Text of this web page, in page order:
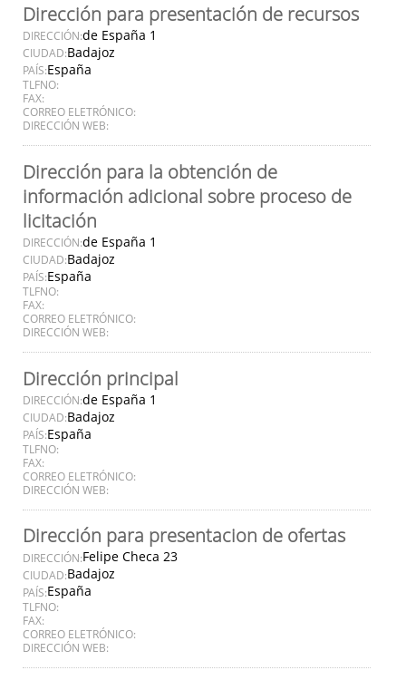
Dirección para presentación de recursos
DIRECCIÓN:de España 1
CIUDAD:Badajoz
PAÍS:España
TLFNO:
FAX:
CORREO ELETRÓNICO:
DIRECCIÓN WEB:
Dirección para la obtención de
información adicional sobre proceso de
licitación
DIRECCIÓN:de España 1
CIUDAD:Badajoz
PAÍS:España
TLFNO:
FAX:
CORREO ELETRÓNICO:
DIRECCIÓN WEB:
Dirección principal
DIRECCIÓN:de España 1
CIUDAD:Badajoz
PAÍS:España
TLFNO:
FAX:
CORREO ELETRÓNICO:
DIRECCIÓN WEB:
Dirección para presentacion de ofertas
DIRECCIÓN:Felipe Checa 23
CIUDAD:Badajoz
PAÍS:España
TLFNO:
FAX:
CORREO ELETRÓNICO:
DIRECCIÓN WEB: